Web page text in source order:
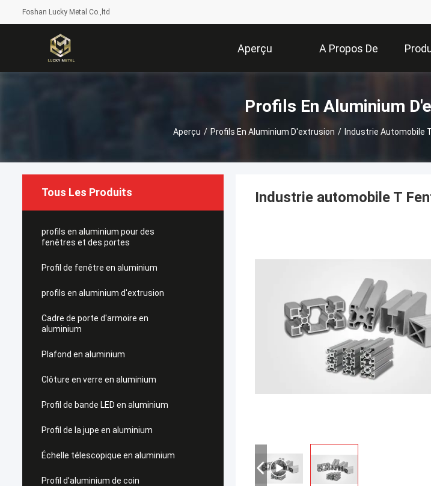
Foshan Lucky Metal Co.,ltd
Aperçu A Propos De
Nous
Profils En Aluminium
Aperçu / Profils En Aluminium D'extrusion / Industrie Automobile
Tous Les Produits
profils en aluminium pour des
fenêtres et des portes
Profil de fenêtre en aluminium
profils en aluminium d'extrusion
Cadre de porte d'armoire en
aluminium
Plafond en aluminium
Clôture en verre en aluminium
Profil de bande LED en aluminium
Profil de la jupe en aluminium
Échelle télescopique en aluminium
Profil d'aluminium de coin
Industrie automobile T